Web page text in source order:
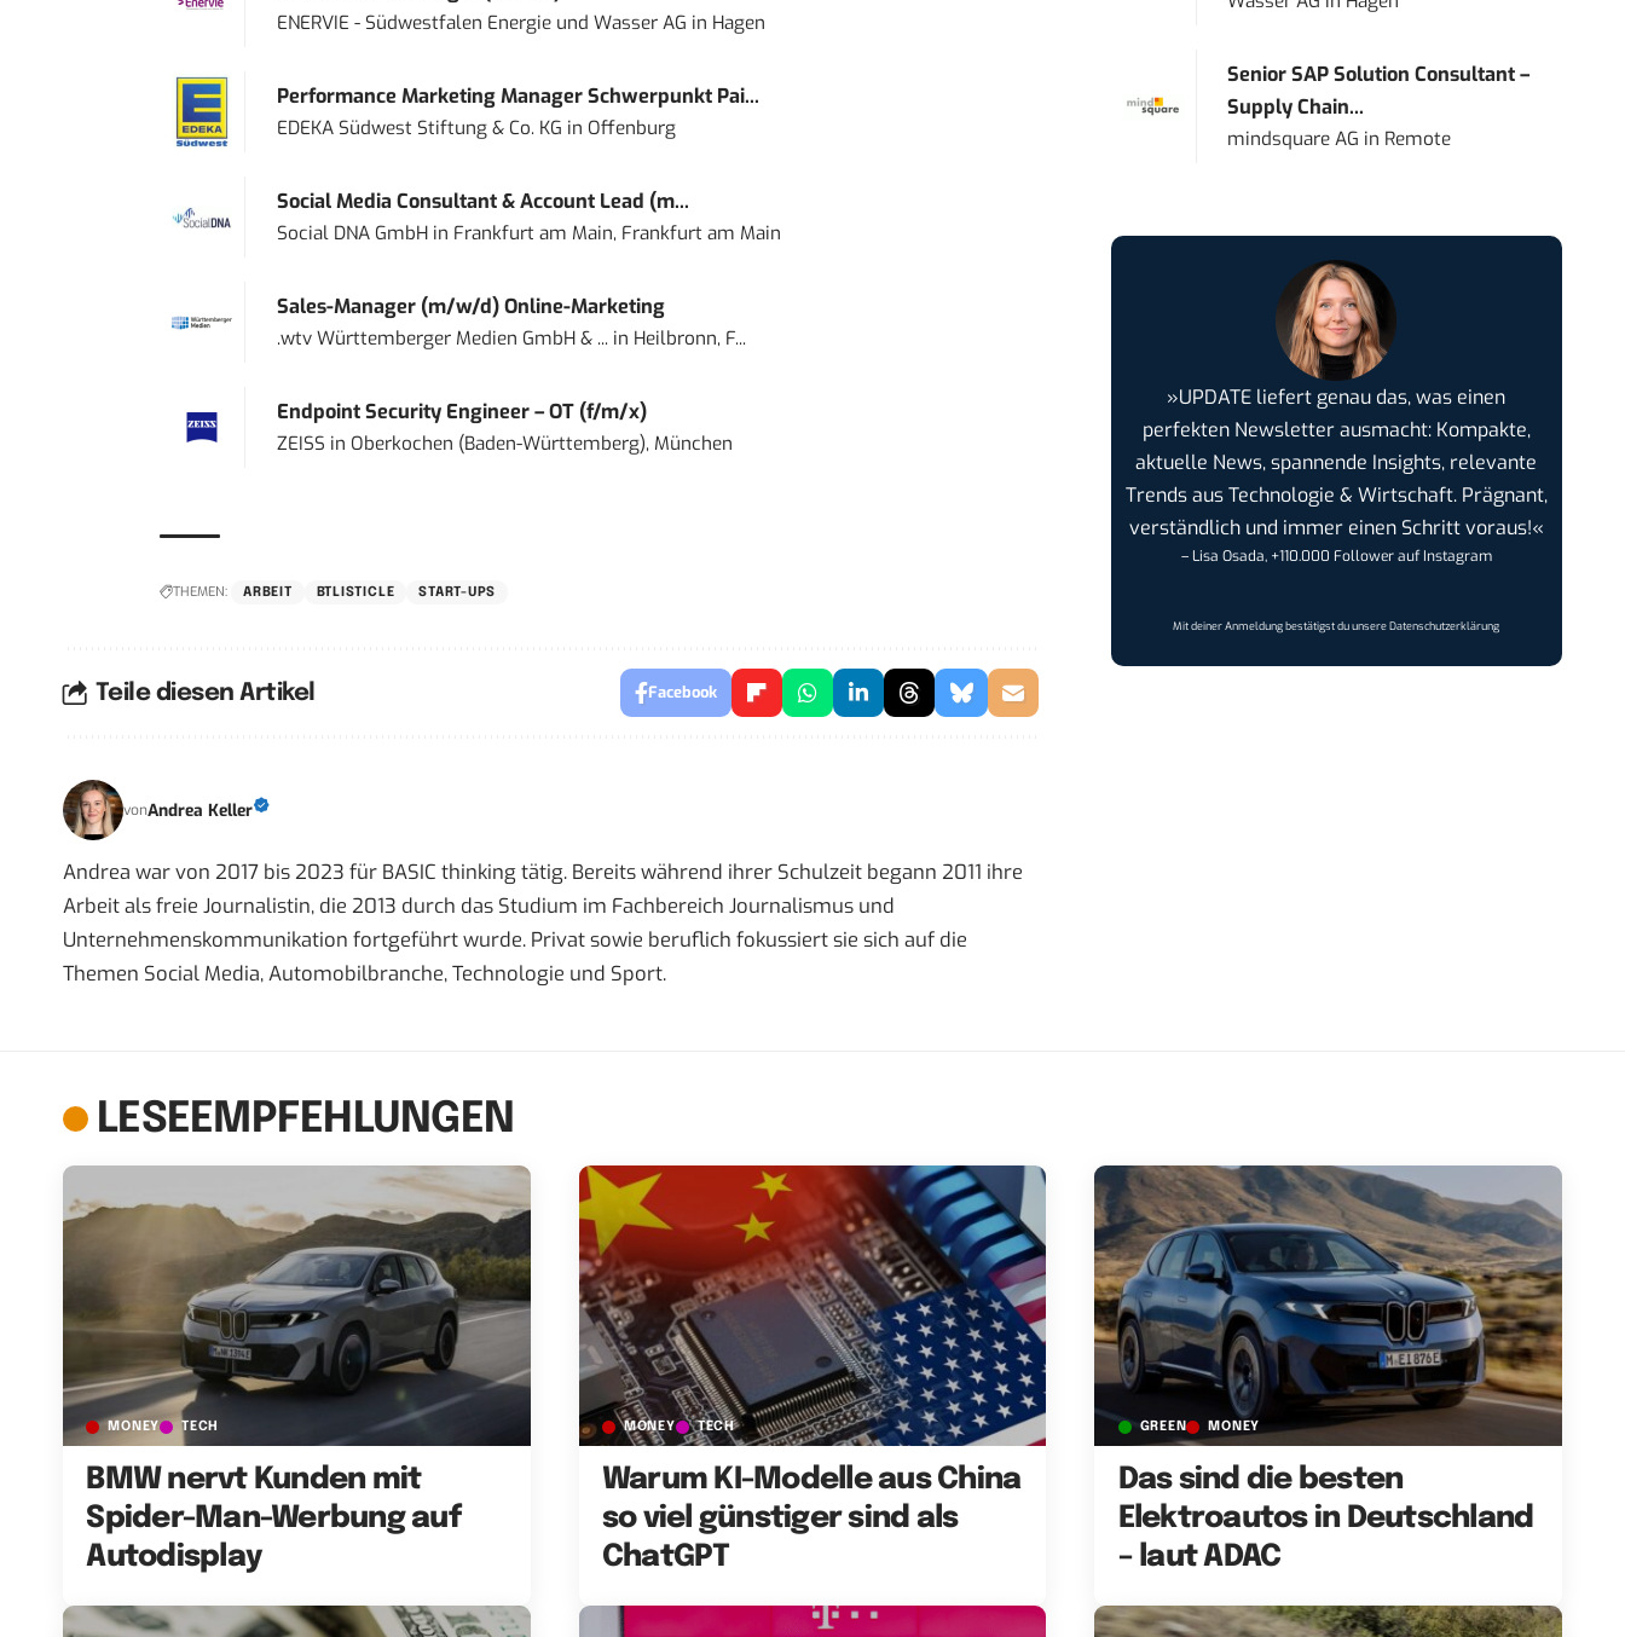
ENERVIE - Südwestfalen Energie und Wasser AG in Hagen
Performance Marketing Manager Schwerpunkt Pai...
EDEKA Südwest Stiftung & Co. KG in Offenburg
Social Media Consultant & Account Lead (m...
Social DNA GmbHin Frankfurt am Main, Frankfurt am Main
Sales-Manager (m/w/d) Online-Marketing
.wtv Württemberger Medien GmbH & ...in Heilbronn, F...
Endpoint Security Engineer – OT (f/m/x)
ZEISS in Oberkochen (Baden-Württemberg), München
THEMEN: ARBEIT BTLISTICLE START-UPS
Teile diesen Artikel Facebook
vonAndrea Keller
Andrea war von 2017 bis 2023 für BASIC thinking tätig. Bereits während ihrer Schulzeit begann 2011 ihre
Arbeit als freie Journalistin, die 2013 durch das Studium im Fachbereich Journalismus und
Unternehmenskommunikation fortgeführt wurde. Privat sowie beruflich fokussiert sie sich auf die
Themen Social Media, Automobilbranche, Technologie und Sport.
Senior SAP Solution Consultant –
Supply Chain...
mindsquare AG in Remote
»UPDATE liefert genau das, was einen
perfekten Newsletter ausmacht: Kompakte,
aktuelle News, spannende Insights, relevante
Trends aus Technologie & Wirtschaft. Prägnant,
verständlich und immer einen Schritt voraus!«
– Lisa Osada, +110.000 Follower auf Instagram
Mit deiner Anmeldung bestätigst du unsereDatenschutzerklärung
LESEEMPFEHLUNGEN
MONEY TECH
BMW nervt Kunden mit
Spider-Man-Werbung auf
Autodisplay
MONEY TECH
Warum KI-Modelle aus China
so viel günstiger sind als
ChatGPT
GREEN MONEY
Das sind die besten
Elektroautos in Deutschland
– laut ADAC